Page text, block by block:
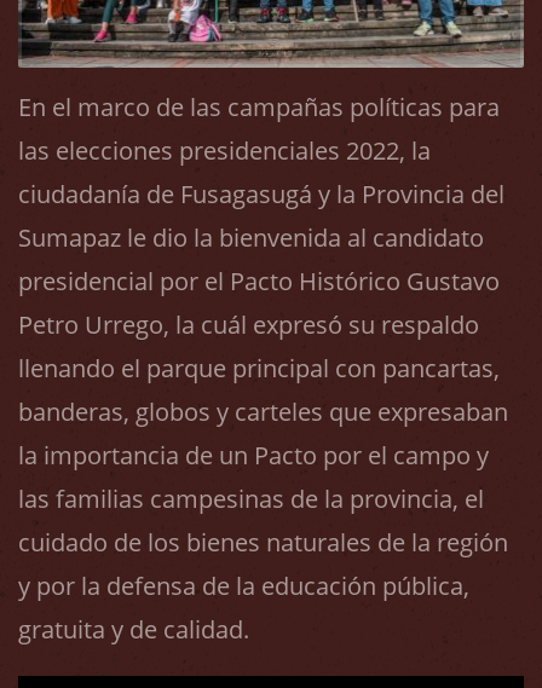
En el marco de las campañas políticas para
las elecciones presidenciales 2022, la
ciudadanía de Fusagasugá y la Provincia del
Sumapaz le dio la bienvenida al candidato
presidencial por el Pacto Histórico Gustavo
Petro Urrego, la cuál expresó su respaldo
llenando el parque principal con pancartas,
banderas, globos y carteles que expresaban
la importancia de un Pacto por el campo y
las familias campesinas de la provincia, el
cuidado de los bienes naturales de la región
y por la defensa de la educación pública,
gratuita y de calidad.